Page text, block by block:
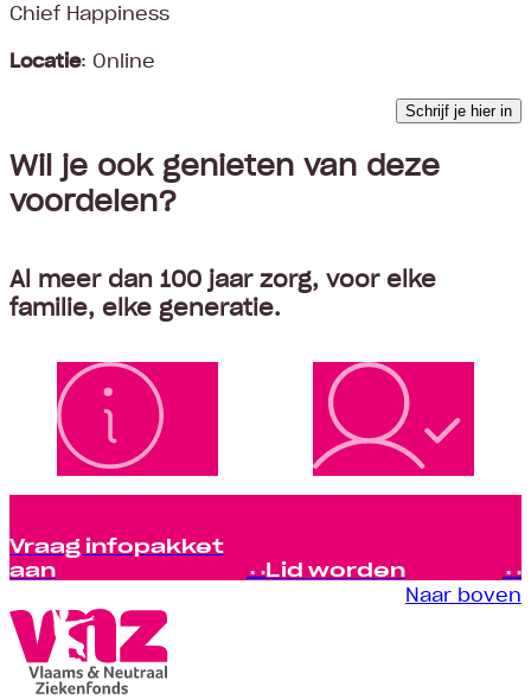
Chief Happiness
Locatie: Online
Schrijf je hier in
Wil je ook genieten van deze
voordelen?
Al meer dan 100 jaar zorg, voor elke
familie, elke generatie.
Vraag infopakket
aan Lid worden
Naar boven